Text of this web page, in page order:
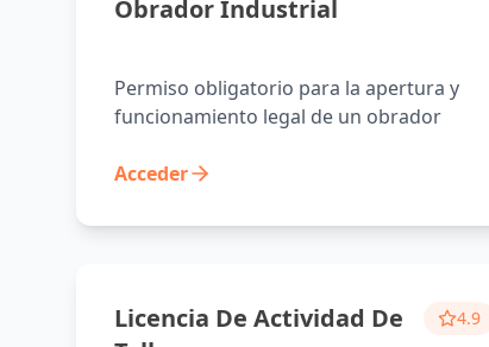
Obrador Industrial
Permiso obligatorio para la apertura y
funcionamiento legal de un obrador
Acceder
Licencia De Actividad De
4.9